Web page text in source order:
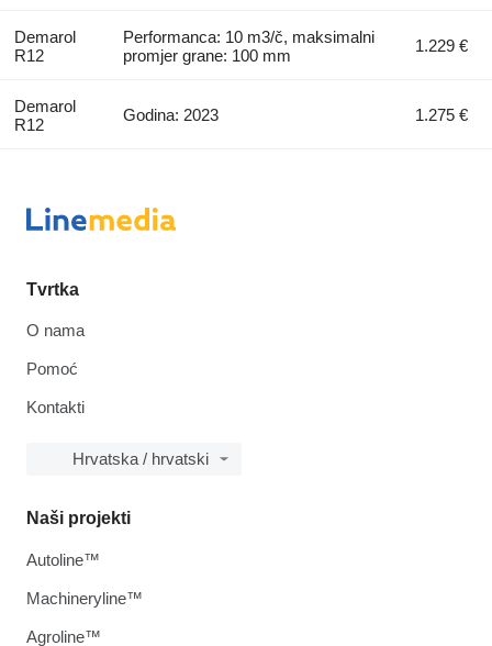
Demarol
R12
Performanca: 10 m3/č, maksimalni
promjer grane: 100 mm
1.229 €
Demarol
R12
Godina: 2023 1.275 €
Tvrtka
O nama
Pomoć
Kontakti
Hrvatska / hrvatski
Naši projekti
Autoline™
Machineryline™
Agroline™